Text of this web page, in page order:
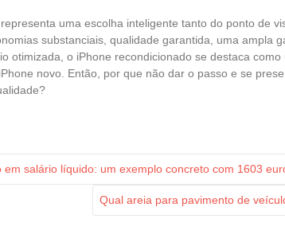
uma escolha inteligente tanto do ponto de
substanciais, qualidade garantida, uma ampla
otimizada, o iPhone recondicionado se destaca como
novo. Então, por que não dar o passo e se
salário líquido: um exemplo concreto com 1603
Qual areia para pavimento de